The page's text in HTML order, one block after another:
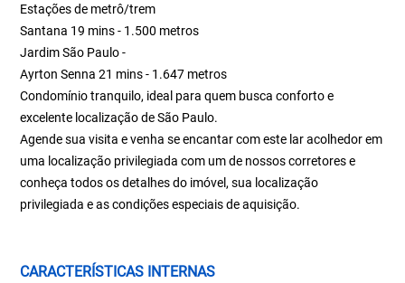
Estações de metrô/trem
Santana 19 mins - 1.500 metros
Jardim São Paulo -
Ayrton Senna 21 mins - 1.647 metros
Condomínio tranquilo, ideal para quem busca conforto e
excelente localização de São Paulo.
Agende sua visita e venha se encantar com este lar acolhedor em
uma localização privilegiada com um de nossos corretores e
conheça todos os detalhes do imóvel, sua localização
privilegiada e as condições especiais de aquisição.
CARACTERÍSTICAS INTERNAS